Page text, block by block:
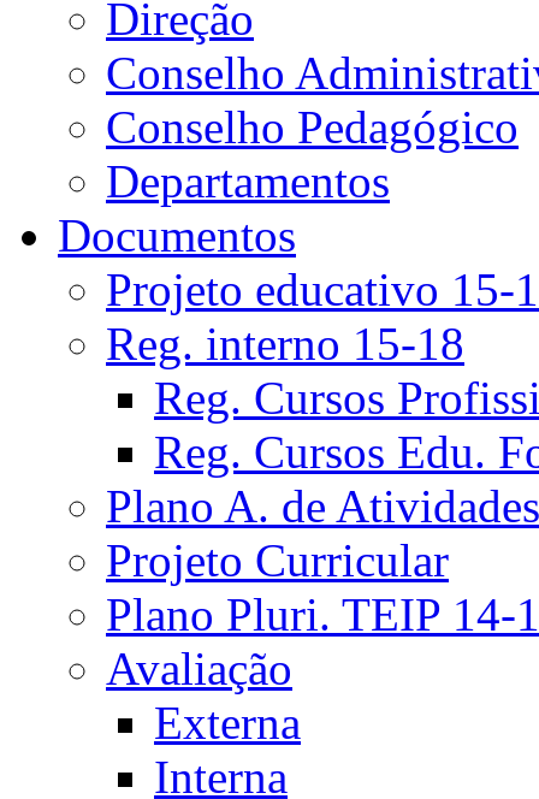
Direção
Conselho
Conselho Pedagógico
Departamentos
Documentos
Projeto educativo 15-
Reg. interno 15-18
Reg. Cursos
Reg. Cursos Edu.
Plano A. de Atividades
Projeto Curricular
Plano Pluri. TEIP 14-
Avaliação
Externa
Interna